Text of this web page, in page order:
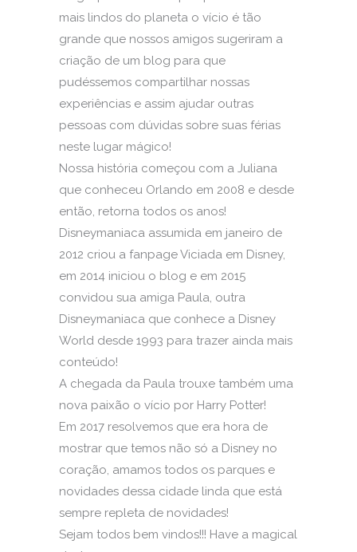
mais lindos do planeta o vício é tão
grande que nossos amigos sugeriram a
criação de um blog para que
pudéssemos compartilhar nossas
experiências e assim ajudar outras
pessoas com dúvidas sobre suas férias
neste lugar mágico!
Nossa história começou com a Juliana
que conheceu Orlando em 2008 e desde
então, retorna todos os anos!
Disneymaniaca assumida em janeiro de
2012 criou a fanpage Viciada em Disney,
em 2014 iniciou o blog e em 2015
convidou sua amiga Paula, outra
Disneymaniaca que conhece a Disney
World desde 1993 para trazer ainda mais
conteúdo!
A chegada da Paula trouxe também uma
nova paixão o vício por Harry Potter!
Em 2017 resolvemos que era hora de
mostrar que temos não só a Disney no
coração, amamos todos os parques e
novidades dessa cidade linda que está
sempre repleta de novidades!
Sejam todos bem vindos!!! Have a magical